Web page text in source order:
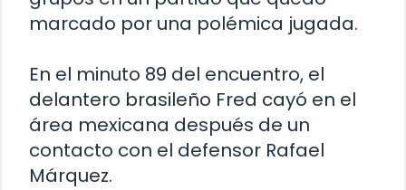
marcado por una polémica jugada.
En el minuto 89 del encuentro, el
delantero brasileño Fred cayó en el
área mexicana después de un
contacto con el defensor Rafael
Márquez.